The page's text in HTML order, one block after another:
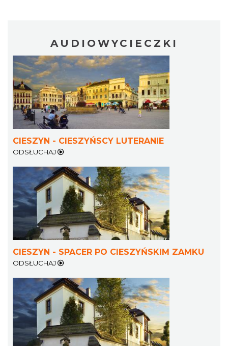
Patroni cieszyńskich ulic - wystawa
Cieszyn
2026-07-03
0.29 km
Ślad. Litera. Piksel. Wystawa z okazji 30-
lecia Muzeum Drukarstwa w Cieszynie
Cieszyn
0.32 km
0.41 km
AUDIOWYCIECZKI
CIESZYN - CIESZYŃSCY LUTERANIE
ODSŁUCHAJ
CIESZYN - SPACER PO CIESZYŃSKIM ZAMKU
ODSŁUCHAJ